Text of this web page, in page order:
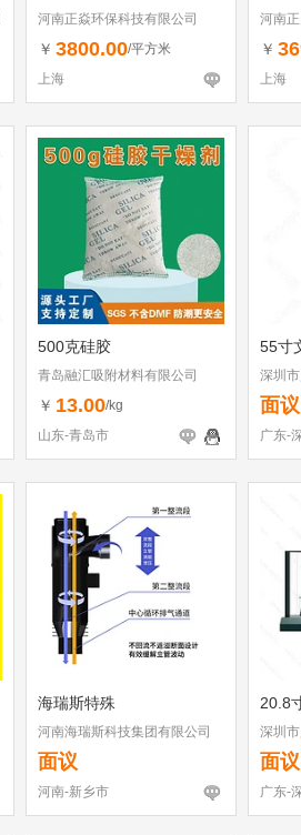
河南正焱环保科技有限公司
￥ 3800.00/平方米
上海
河南
￥
上海
500克硅胶
青岛融汇吸附材料有限公司
￥ 13.00/kg
山东-青岛市
55寸
深圳
面议
广东-
海瑞斯特殊
河南海瑞斯科技集团有限公司
面议
河南-新乡市
20.8
深圳
面议
广东-